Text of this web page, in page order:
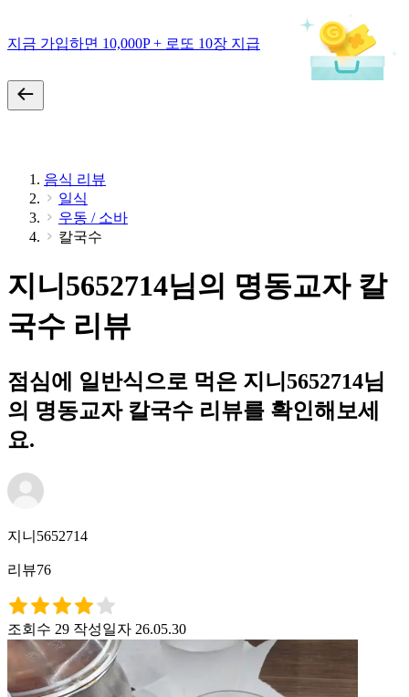
지금 가입하면 10,000P + 로또 10장 지급
음식 리뷰
일식
우동 / 소바
칼국수
지니5652714님의 명동교자 칼
국수 리뷰
점심에 일반식으로 먹은 지니5652714님
의 명동교자 칼국수 리뷰를 확인해보세
요.
지니5652714
리뷰76
조회수 29 작성일자 26.05.30